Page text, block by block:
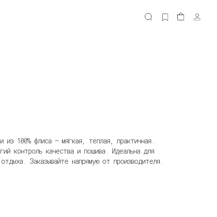
из 100% флиса — мягкая, тёплая, практичная.
контроль качества и пошива. Идеальна для
Заказывайте напрямую от производителя.